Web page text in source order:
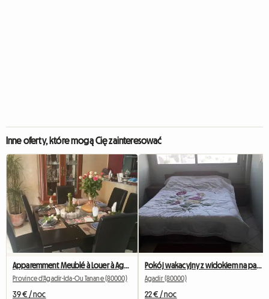
Inne oferty, które mogą Cię zainteresować
Province d'Agadir-Ida-Ou Tanane (80000)
39 € / noc
Agadir (80000)
22 € / noc